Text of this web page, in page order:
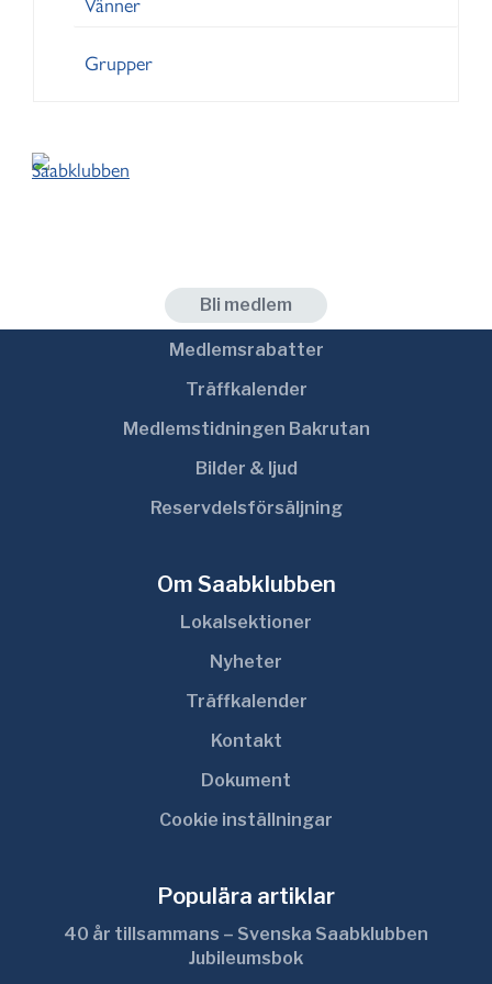
Vänner
Grupper
Bli medlem
Medlemsrabatter
Träffkalender
Medlemstidningen Bakrutan
Bilder & ljud
Reservdelsförsäljning
Om Saabklubben
Lokalsektioner
Nyheter
Träffkalender
Kontakt
Dokument
Cookie inställningar
Populära artiklar
40 år tillsammans – Svenska Saabklubben
Jubileumsbok